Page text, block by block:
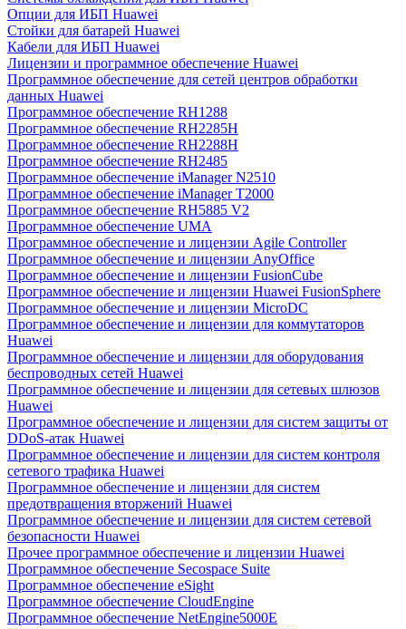
Опции для ИБП Huawei
Стойки для батарей Huawei
Кабели для ИБП Huawei
Лицензии и программное обеспечение Huawei
Программное обеспечение для сетей центров обработки
данных Huawei
Программное обеспечение RH1288
Программное обеспечение RH2285H
Программное обеспечение RH2288H
Программное обеспечение RH2485
Программное обеспечение iManager N2510
Программное обеспечение iManager T2000
Программное обеспечение RH5885 V2
Программное обеспечение UMA
Программное обеспечение и лицензии Agile Controller
Программное обеспечение и лицензии AnyOffice
Программное обеспечение и лицензии FusionCube
Программное обеспечение и лицензии Huawei FusionSphere
Программное обеспечение и лицензии MicroDC
Программное обеспечение и лицензии для коммутаторов
Huawei
Программное обеспечение и лицензии для оборудования
беспроводных сетей Huawei
Программное обеспечение и лицензии для сетевых шлюзов
Huawei
Программное обеспечение и лицензии для систем защиты от
DDoS-атак Huawei
Программное обеспечение и лицензии для систем контроля
сетевого трафика Huawei
Программное обеспечение и лицензии для систем
предотвращения вторжений Huawei
Программное обеспечение и лицензии для систем сетевой
безопасности Huawei
Прочее программное обеспечение и лицензии Huawei
Программное обеспечение Secospace Suite
Программное обеспечение eSight
Программное обеспечение CloudEngine
Программное обеспечение NetEngine5000E